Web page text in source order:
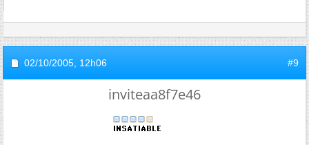
02/10/2005, 12h06 #9
inviteaa8f7e46